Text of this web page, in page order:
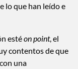
lo que han leído e
estéon point, el
contentos de que
una